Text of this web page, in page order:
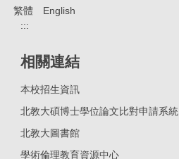
繁體
English
:::
相關連結
本校招生資訊
北教大碩博士學位論文比對申請系統
北教大圖書館
學術倫理教育資源中心